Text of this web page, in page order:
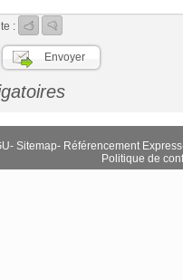
:
- Sitemap- Référencement Express
Politique de